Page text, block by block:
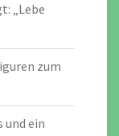
„Lebe
zum
und ein